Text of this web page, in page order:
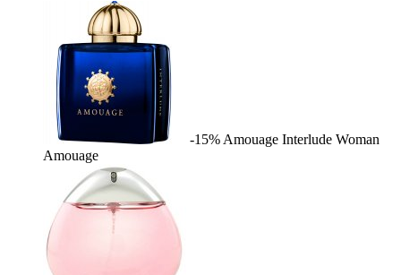
-15% Amouage Interlude Woman
Amouage